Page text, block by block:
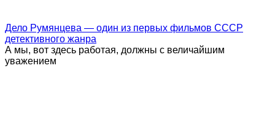
Дело Румянцева — один из первых фильмов СССР
детективного жанра
А мы, вот здесь работая, должны с величайшим
уважением